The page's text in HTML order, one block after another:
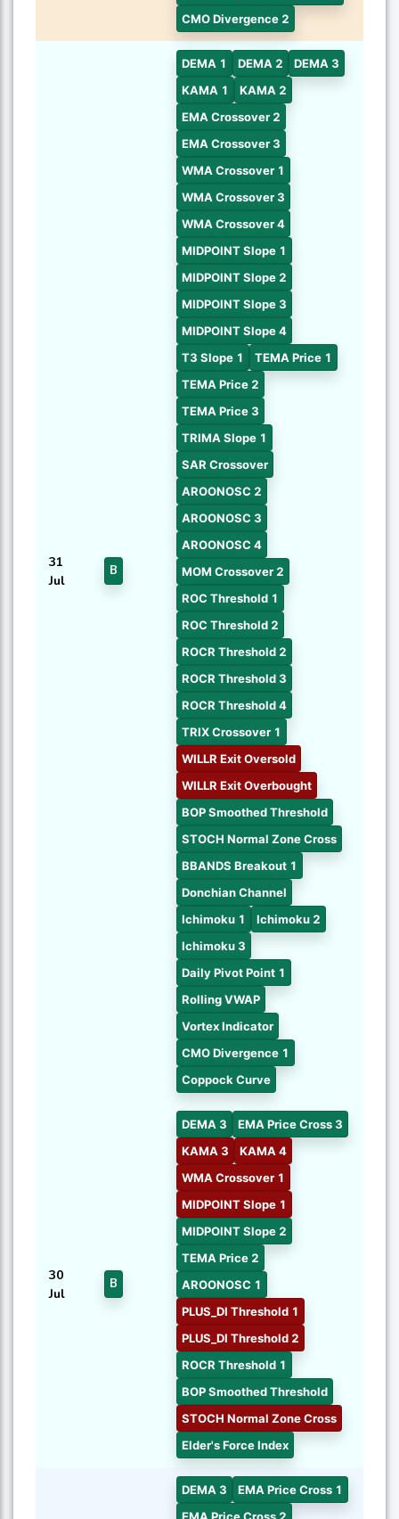
CMO Divergence 2
31
Jul
B
DEMA 1 DEMA 2
DEMA 3
KAMA 1
KAMA 2
EMA Crossover 2
EMA Crossover 3
WMA Crossover 1
WMA Crossover 3
WMA Crossover 4
MIDPOINT Slope 1
MIDPOINT Slope 2
MIDPOINT Slope 3
MIDPOINT Slope 4
T3 Slope 1
TEMA Price 1
TEMA Price 2
TEMA Price 3
TRIMA Slope 1
SAR Crossover
AROONOSC 2
AROONOSC 3
AROONOSC 4
MOM Crossover 2
ROC Threshold 1
ROC Threshold 2
ROCR Threshold 2
ROCR Threshold 3
ROCR Threshold 4
TRIX Crossover 1
WILLR Exit Oversold
WILLR Exit Overbought
BOP Smoothed Threshold
STOCH Normal Zone Cross
BBANDS Breakout 1
Donchian Channel
Ichimoku 1
Ichimoku 2
Ichimoku 3
Daily Pivot Point 1
Rolling VWAP
Vortex Indicator
CMO Divergence 1
Coppock Curve
30
Jul
B
DEMA 3
EMA Price Cross 3
KAMA 3
KAMA 4
WMA Crossover 1
MIDPOINT Slope 1
MIDPOINT Slope 2
TEMA Price 2
AROONOSC 1
PLUS_DI Threshold 1
PLUS_DI Threshold 2
ROCR Threshold 1
BOP Smoothed Threshold
STOCH Normal Zone Cross
Elder's Force Index
DEMA 3
EMA Price Cross 1
EMA Price Cross 2